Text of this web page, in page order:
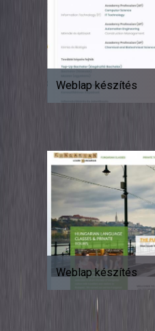
Weblap készítés
Weblap készítés